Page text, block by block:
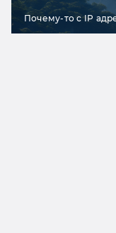
Почему-то с IP